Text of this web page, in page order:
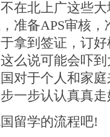
在北上广这些
准备APS审核
拿到签证，订
么说可能会吓
对于个人和家
一步认认真真
留学的流程吧!